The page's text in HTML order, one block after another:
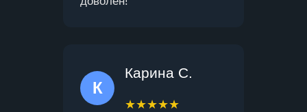
К
Карина С.
★★★★★